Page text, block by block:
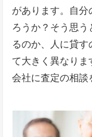
があります。自
ろうか？そう思う
るのか、人に貸
て大きく異なりま
会社に査定の相談